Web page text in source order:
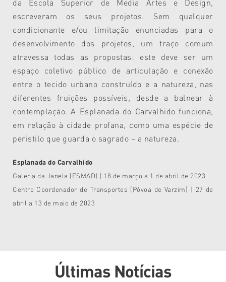
da Escola Superior de Media Artes e Design,
escreveram os seus projetos. Sem qualquer
condicionante e/ou limitação enunciadas para o
desenvolvimento dos projetos, um traço comum
atravessa todas as propostas: este deve ser um
espaço coletivo público de articulação e conexão
entre o tecido urbano construído e a natureza, nas
diferentes fruições possíveis, desde a balnear à
contemplação. A Esplanada do Carvalhido funciona,
em relação à cidade profana, como uma espécie de
peristilo que guarda o sagrado – a natureza.
Esplanada do Carvalhido
Galeria da Janela (ESMAD) | 18 de março a 1 de abril de 2023
Centro Coordenador de Transportes (Póvoa de Varzim) | 27 de
abril a 13 de maio de 2023
Últimas Notícias